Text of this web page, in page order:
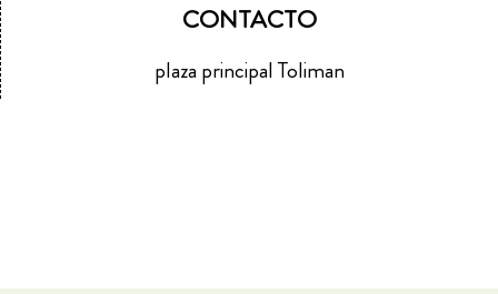
CONTACTO
plaza principal Toliman